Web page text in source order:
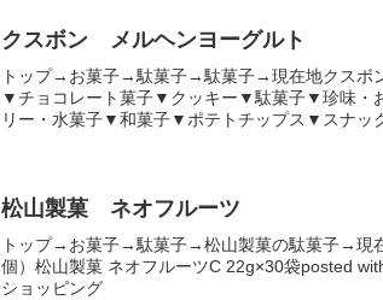
クスボン メルヘンヨーグルト
トップ→お菓子→駄菓子→駄菓子→現在地クスボ
▼チョコレート菓子▼クッキー▼駄菓子▼珍味
リー・水菓子▼和菓子▼ポテトチップス▼スナッ
松山製菓 ネオフルーツ
トップ→お菓子→駄菓子→松山製菓の駄菓子→
個）松山製菓 ネオフルーツC 22g×30袋posted
ショッピング